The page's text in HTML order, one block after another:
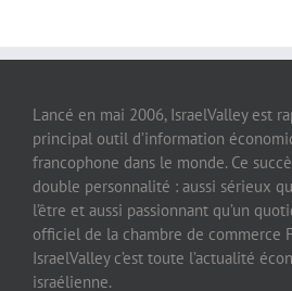
Lancé en mai 2006, IsraelValley est
principal outil d’information
francophone dans le monde. Ce
double personnalité : aussi sérieux
l’être et aussi passionnant qu’un
officiel de la chambre de commerce
IsraelValley c’est toute l’actualité
israélienne.